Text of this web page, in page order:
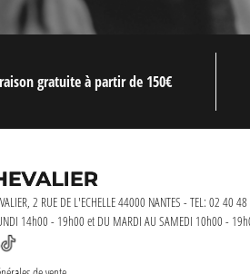
gratuite à partir de 150€
2 RUE DE L'ECHELLE 44000 NANTES - TEL: 02 40
14h00 - 19h00 et DU MARDI AU SAMEDI 10h00 -